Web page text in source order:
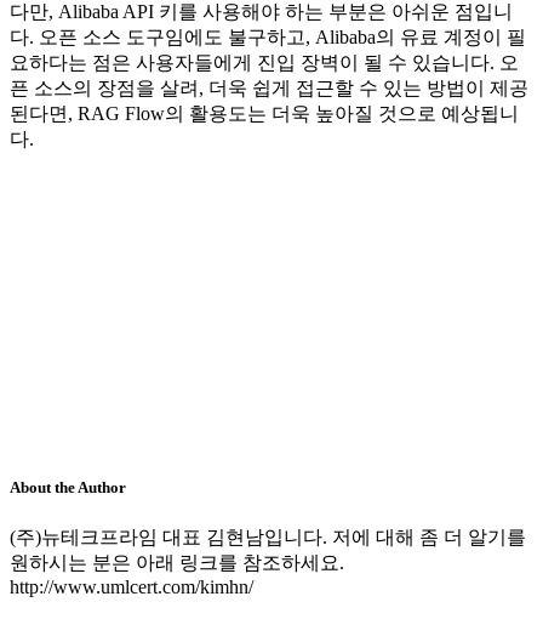
다만, Alibaba API 키를 사용해야 하는 부분은 아쉬운 점입니
다. 오픈 소스 도구임에도 불구하고, Alibaba의 유료 계정이 필
요하다는 점은 사용자들에게 진입 장벽이 될 수 있습니다. 오
픈 소스의 장점을 살려, 더욱 쉽게 접근할 수 있는 방법이 제공
된다면, RAG Flow의 활용도는 더욱 높아질 것으로 예상됩니
다.
About the Author
(주)뉴테크프라임 대표 김현남입니다. 저에 대해 좀 더 알기를
원하시는 분은 아래 링크를 참조하세요.
http://www.umlcert.com/kimhn/